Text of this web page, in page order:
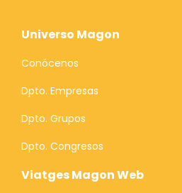
Viatges Magon Web
Universo Magon
Conócenos
Dpto. Empresas
Dpto. Grupos
Dpto. Congresos